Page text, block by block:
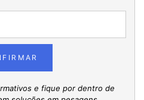
e fique por dentro de